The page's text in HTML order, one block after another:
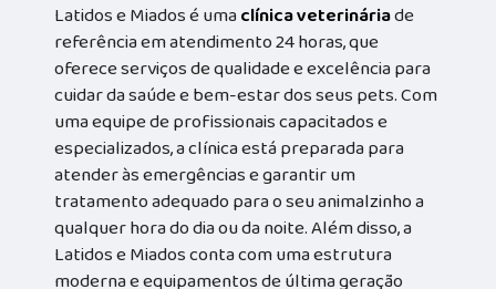
Latidos e Miados é umaclínica veterináriade
referência em atendimento 24 horas, que
oferece serviços de qualidade e excelência para
cuidar da saúde e bem-estar dos seus pets. Com
uma equipe de profissionais capacitados e
especializados, a clínica está preparada para
atender às emergências e garantir um
tratamento adequado para o seu animalzinho a
qualquer hora do dia ou da noite. Além disso, a
Latidos e Miados conta com uma estrutura
moderna e equipamentos de última geração